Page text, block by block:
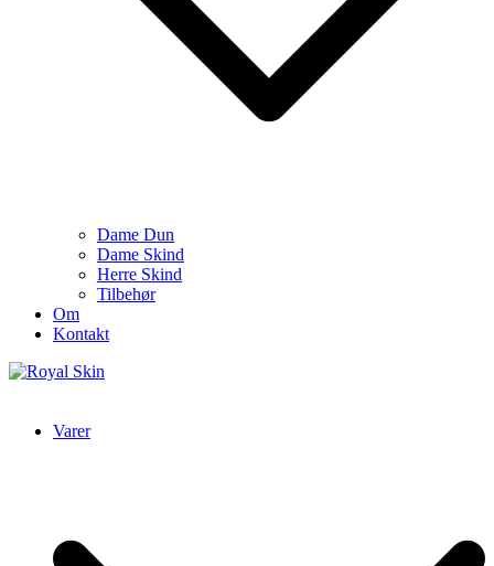
Dame Dun
Dame Skind
Herre Skind
Tilbehør
Om
Kontakt
Varer